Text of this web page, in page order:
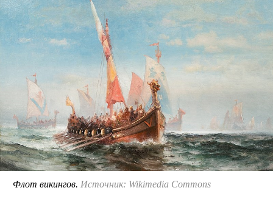
Флот викингов. Источник: Wikimedia Commons